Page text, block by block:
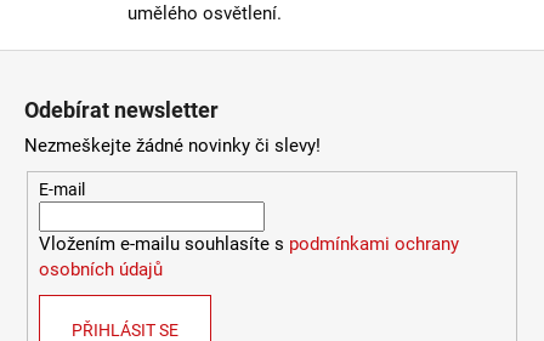
umělého osvětlení.
Odebírat newsletter
Nezmeškejte žádné novinky či slevy!
E-mail
Vložením e-mailu souhlasíte s podmínkami ochrany
osobních údajů
PŘIHLÁSIT SE